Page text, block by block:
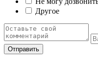
Другое
Отправить